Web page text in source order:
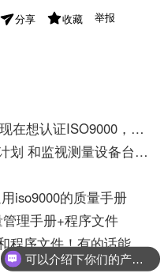
分享 收藏 举报
我们是做饲料进出口的公司，现在想认证ISO9000，请问所需要的相关文件有哪些
ISO9000认证需要准备的生产计划 和监视测量设备台账谁有 样本啊
iso9000的质量手册
理手册+程序文件
求ISO9001质量管理体系手册和程序文件！有的话能EM 给我吗？wangkai120105@163.com我想参考下！谢谢！
可以介绍下你们的产品么？